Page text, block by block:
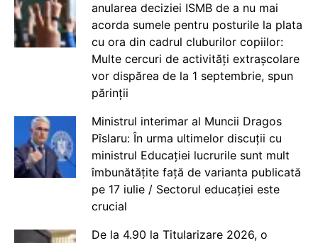
anularea deciziei ISMB de a nu mai
acorda sumele pentru posturile la plata
cu ora din cadrul cluburilor copiilor:
Multe cercuri de activități extrașcolare
vor dispărea de la 1 septembrie, spun
părinții
Ministrul interimar al Muncii Dragos
Pîslaru: În urma ultimelor discuții cu
ministrul Educației lucrurile sunt mult
îmbunătățite față de varianta publicată
pe 17 iulie / Sectorul educației este
crucial
De la 4.90 la Titularizare 2026, o